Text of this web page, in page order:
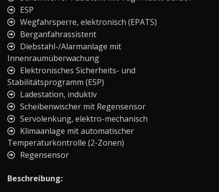
ESP
Wegfahrsperre, elektronisch (EPATS)
Berganfahrassistent
Diebstahl-/Alarmanlage mit
Innenraumüberwachung
Elektronisches Sicherheits- und
Stabilitätsprogramm (ESP)
Ladestation, induktiv
Scheibenwischer mit Regensensor
Servolenkung, elektro-mechanisch
Klimaanlage mit automatischer
Temperaturkontrolle (2-Zonen)
Regensensor
Beschreibung: